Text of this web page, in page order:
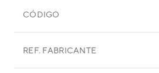
CÓDIGO
REF. FABRICANTE